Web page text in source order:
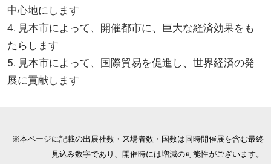
中心地にします
4. 見本市によって、開催都市に、巨大な経済効果をも
たらします
5. 見本市によって、国際貿易を促進し、世界経済の発
展に貢献します
※本ページに記載の出展社数・来場者数・国数は同時開催展を含む最終
見込み数字であり、開催時には増減の可能性がございます。